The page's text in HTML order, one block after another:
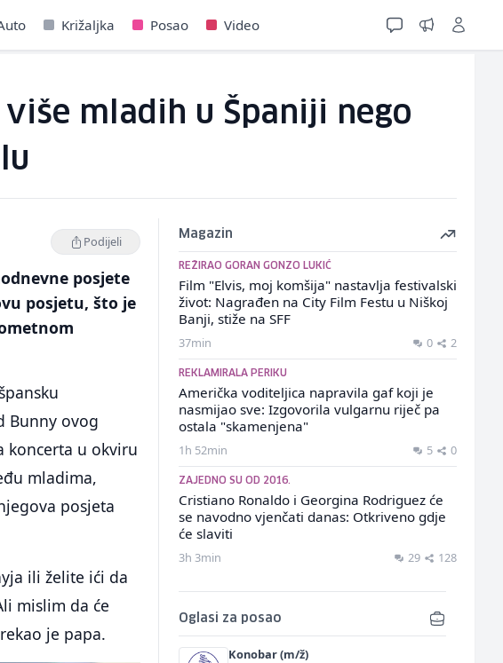
Križaljka Posao Video
mladih u Španiji nego
Podijeli
posjete
posjetu, što je
Bunny ovog
koncerta u okviru
mladima,
posjeta
ili želite ići da
mislim da će
je papa.
Magazin
REŽIRAO GORAN GONZO LUKIĆ
Film "Elvis, moj komšija" nastavlja festivalski
život: Nagrađen na City Film Festu u Niškoj
Banji, stiže na SFF
37min 0 2
REKLAMIRALA PERIKU
Američka voditeljica napravila gaf koji je
nasmijao sve: Izgovorila vulgarnu riječ pa
ostala "skamenjena"
1h 52min 5 0
ZAJEDNO SU OD 2016.
Cristiano Ronaldo i Georgina Rodriguez će
se navodno vjenčati danas: Otkriveno gdje
će slaviti
3h 3min 29 128
Oglasi za posao
Konobar (m/ž)